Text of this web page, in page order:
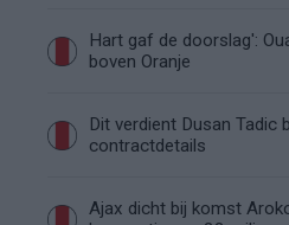
Hart gaf de doorslag':
boven Oranje
Dit verdient Dusan Tadic
contractdetails
Ajax dicht bij komst